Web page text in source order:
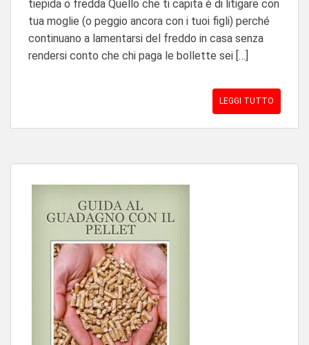
tiepida o fredda Quello che ti capita è di litigare con
tua moglie (o peggio ancora con i tuoi figli) perché
continuano a lamentarsi del freddo in casa senza
rendersi conto che chi paga le bollette sei […]
LEGGI TUTTO